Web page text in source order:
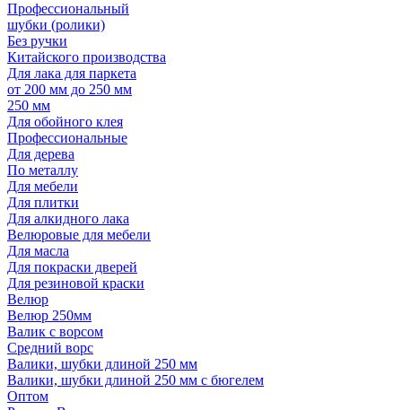
Профессиональный
шубки (ролики)
Без ручки
Китайского производства
Для лака для паркета
от 200 мм до 250 мм
250 мм
Для обойного клея
Профессиональные
Для дерева
По металлу
Для мебели
Для плитки
Для алкидного лака
Велюровые для мебели
Для масла
Для покраски дверей
Для резиновой краски
Велюр
Велюр 250мм
Валик с ворсом
Средний ворс
Валики, шубки длиной 250 мм
Валики, шубки длиной 250 мм с бюгелем
Оптом